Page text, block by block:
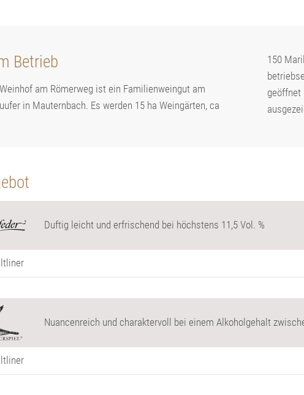
Betrieb
am Römerweg ist ein Familienweingut am
in Mauternbach. Es werden 15 ha Weingärten, ca
150
geöffnet
Duftig leicht und erfrischend bei höchstens 11,5 Vol. %
Nuancenreich und charaktervoll bei einem Alkoholgehalt